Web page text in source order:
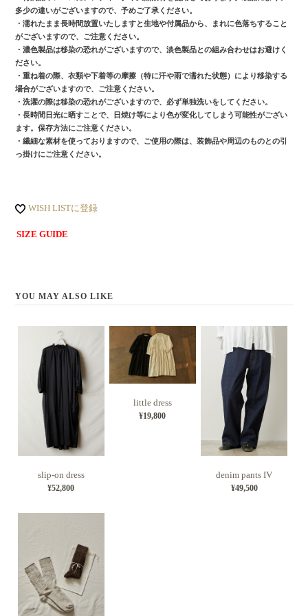
多少の違いがございますので、予めご了承ください。
・濡れたまま長時間放置いたしますと生地や付属品から、まれに色落ちすること
がございますので、ご注意ください。
・濃色製品は移染の恐れがございますので、淡色製品との組み合わせはお避けく
ださい。
・重ね着の際、衣類や下着等の摩擦（特に汗や雨で濡れた状態）により移染する
場合がございますので、ご注意ください。
・洗濯の際は移染の恐れがございますので、必ず単独洗いをしてください。
・長時間日光に晒すことで、日焼け等により色が変化してしまう可能性がござい
ます。保存方法にご注意ください。
・繊細な素材を使っておりますので、ご使用の際は、装飾品や周辺のものとの引
っ掛けにご注意ください。
WISH LISTに登録
SIZE GUIDE
YOU MAY ALSO LIKE
slip-on dress
¥52,800
little dress
¥19,800
denim pants IV
¥49,500